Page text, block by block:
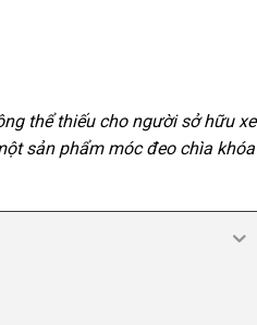
thể thiếu cho người sở hữu xe
sản phẩm móc đeo chìa khóa